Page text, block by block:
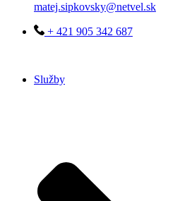
matej.sipkovsky@netvel.sk
+ 421 905 342 687
Služby